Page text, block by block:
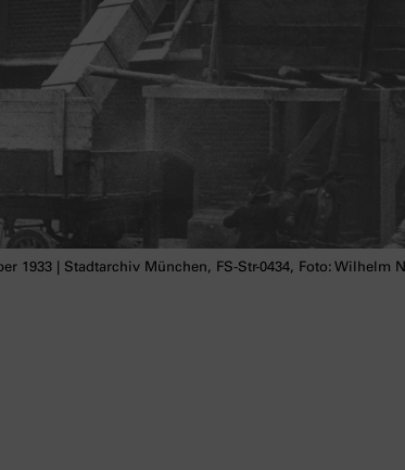
1933 | Stadtarchiv München, FS-Str-0434, Foto: Wilhelm